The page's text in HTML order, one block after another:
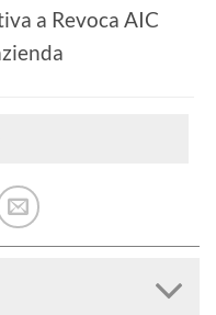
a Revoca AIC